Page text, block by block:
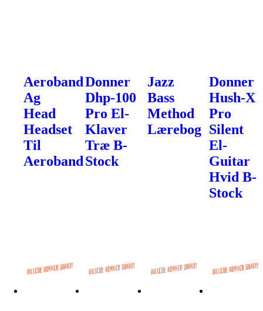
Aeroband
Ag
Head
Headset
Til
Aeroband
Donner
Dhp-100
Pro El-
Klaver
Træ B-
Stock
Jazz
Bass
Method
Lærebog
Donner
Hush-X
Pro
Silent
El-
Guitar
Hvid B-
Stock